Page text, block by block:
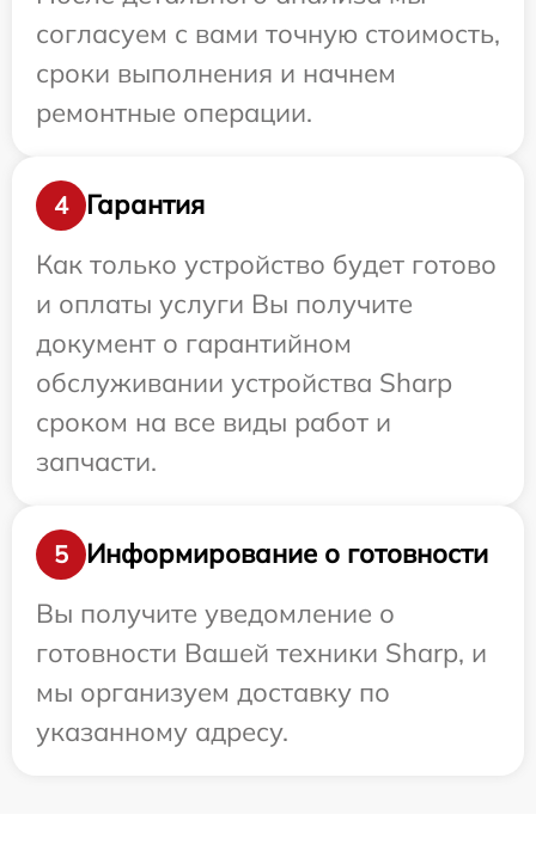
согласуем с вами точную стоимость,
сроки выполнения и начнем
ремонтные операции.
4
Гарантия
Как только устройство будет готово
и оплаты услуги Вы получите
документ о гарантийном
обслуживании устройства Sharp
сроком на все виды работ и
запчасти.
5
Информирование о готовности
Вы получите уведомление о
готовности Вашей техники Sharp, и
мы организуем доставку по
указанному адресу.